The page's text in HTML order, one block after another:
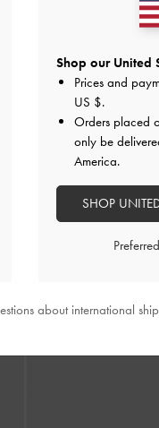
Shop our United
Prices and
US $.
Orders placed
only be
America.
SHOP
about international